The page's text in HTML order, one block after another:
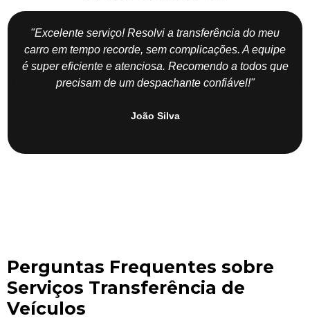
"Excelente serviço! Resolvi a transferência do meu
carro em tempo recorde, sem complicações. A equipe
é super eficiente e atenciosa. Recomendo a todos que
precisam de um despachante confiável!"
João Silva
Perguntas Frequentes sobre
Serviços Transferência de
Veículos